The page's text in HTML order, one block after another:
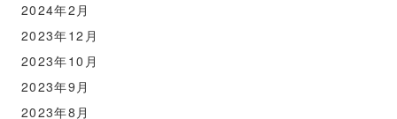
2024年2月
2023年12月
2023年10月
2023年9月
2023年8月